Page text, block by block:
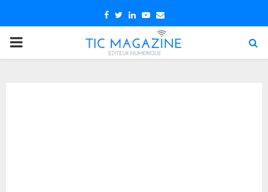
Facebook
TwitterLinkedin
Youtube
Email
PRIMARY